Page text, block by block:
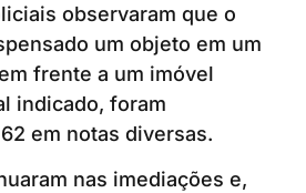
observaram que o
um objeto em um
frente a um imóvel
indicado, foram
em notas diversas.
nas imediações e,